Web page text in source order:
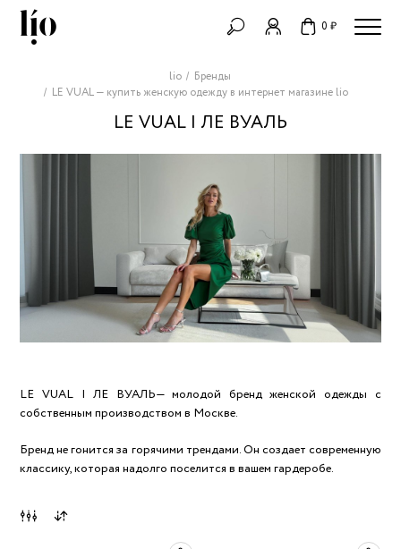
0 ₽
lio
Бренды
LE VUAL — купить женскую одежду в интернет магазине lio
LE VUAL | ЛЕ ВУАЛЬ
LE VUAL | ЛЕ ВУАЛЬ— молодой бренд женской одежды с
собственным производством в Москве.
Бренд не гонится за горячими трендами. Он создает современную
классику, которая надолго поселится в вашем гардеробе.